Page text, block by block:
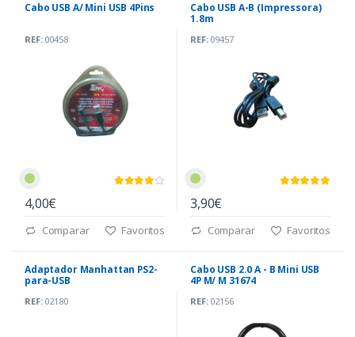
Cabo USB A/ Mini USB 4Pins
REF:00458
4,00€
Comparar Favoritos
Cabo USB A-B (Impressora)
1.8m
REF:09457
3,90€
Comparar Favoritos
Adaptador Manhattan PS2-
para-USB
REF:02180
Cabo USB 2.0 A - B Mini USB
4P M/ M 31674
REF:02156